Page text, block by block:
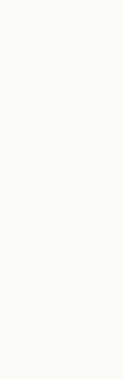
Comme Chez
Wählen,